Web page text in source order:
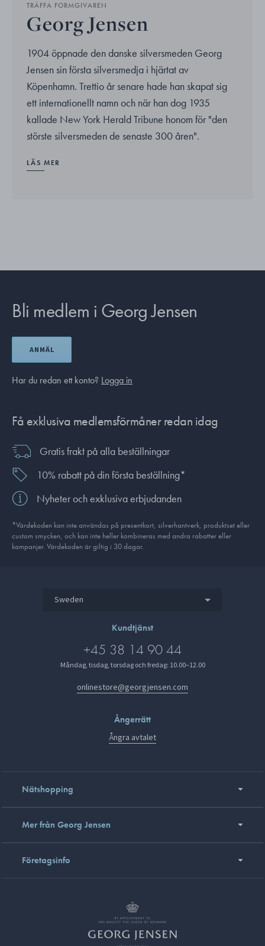
TRÄFFA FORMGIVAREN
Georg Jensen
1904 öppnade den danske silversmeden Georg
Jensen sin första silversmedja i hjärtat av
Köpenhamn. Trettio år senare hade han skapat sig
ett internationellt namn och när han dog 1935
kallade New York Herald Tribune honom för "den
störste silversmeden de senaste 300 åren".
LÄS MER
Bli medlem i Georg Jensen
ANMÄL
Har du redan ett konto? Logga in
Få exklusiva medlemsförmåner redan idag
Gratis frakt på alla beställningar
10% rabatt på din första beställning*
Nyheter och exklusiva erbjudanden
*Värdekoden kan inte användas på presentkort, silverhantverk, produkt­set eller
custom smycken, och kan inte heller kombineras med andra rabatter eller
kampanjer. Värdekoden är giltig i 30 dagar.
Sweden
Kundtjänst
+45 38 14 90 44
Måndag, tisdag, torsdag och fredag: 10.00–12.00
onlinestore@georgjensen.com
Ångerrätt
Ångra avtalet
Nätshopping
Mer från Georg Jensen
Företagsinfo